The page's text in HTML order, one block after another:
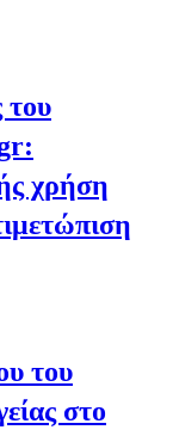
χρήση
του
στο